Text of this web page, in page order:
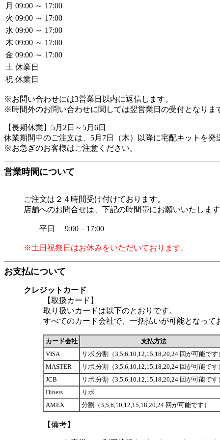
月 09:00 ～ 17:00
火 09:00 ～ 17:00
水 09:00 ～ 17:00
木 09:00 ～ 17:00
金 09:00 ～ 17:00
土 休業日
祝 休業日
※お問い合わせには3営業日以内に返信します。
※時間外のお問い合わせに関しては翌営業日の受付となりま
【長期休業】5月2日～5月6日
休業期間中のご注文は、5月7日（木）以降に宅配キットを発
※お急ぎのお客様はご注意ください。
営業時間について
ご注文は２４時間受け付けております。
店舗へのお問合せは、下記の時間帯にお願いいたします
平日 9:00－17:00
※土日祝祭日はお休みをいただいております。
お支払について
クレジットカード
【取扱カード】
取り扱いカードは以下のとおりです。
すべてのカード会社で、一括払いが可能となって
カード会社
支払方法
VISA
リボ,分割（3,5,6,10,12,15,18,20,24 回が可能です
MASTER
リボ,分割（3,5,6,10,12,15,18,20,24 回が可能です
JCB
リボ,分割（3,5,6,10,12,15,18,20,24 回が可能です
Diners
リボ
AMEX
分割（3,5,6,10,12,15,18,20,24 回が可能です）
【備考】